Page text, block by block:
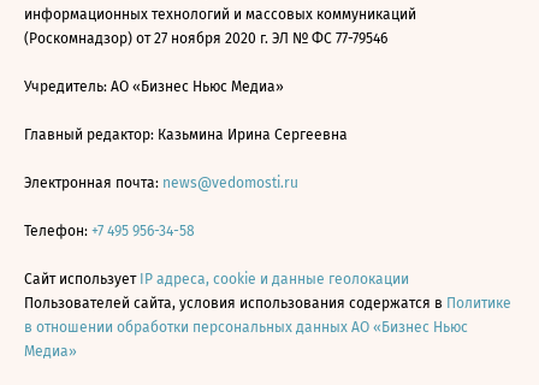
информационных технологий и массовых коммуникаций
(Роскомнадзор) от 27 ноября 2020 г. ЭЛ № ФС 77-79546
Учредитель: АО «Бизнес Ньюс Медиа»
Главный редактор: Казьмина Ирина Сергеевна
Электронная почта: news@vedomosti.ru
Телефон: +7 495 956-34-58
Сайт использует IP адреса, cookie и данные геолокации
Пользователей сайта, условия использования содержатся в Политике
в отношении обработки персональных данных АО «Бизнес Ньюс
Медиа»